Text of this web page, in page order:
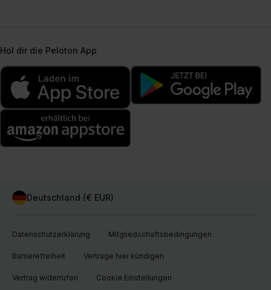
Hol dir die Peloton App
Deutschland (€ EUR)
Datenschutzerklärung Mitgliedschaftsbedingungen
Barrierefreiheit Verträge hier kündigen
Vertrag widerrufen Cookie Einstellungen